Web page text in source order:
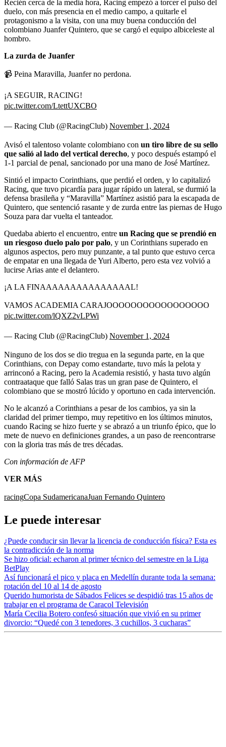
Recién cerca de la media hora, Racing empezó a torcer el pulso del
duelo, con más presencia en el medio campo, a quitarle el
protagonismo a la visita, con una muy buena conducción del
colombiano Juanfer Quintero, que se cargó el equipo albiceleste al
hombro.
La zurda de Juanfer
📹 Peina Maravilla, Juanfer no perdona.
¡A SEGUIR, RACING!
pic.twitter.com/LtettUXCBO
— Racing Club (@RacingClub) November 1, 2024
Avisó el talentoso volante colombiano con un tiro libre de su sello
que salió al lado del vertical derecho, y poco después estampó el
1-1 parcial de penal, sancionado por una mano de José Martínez.
Sintió el impacto Corinthians, que perdió el orden, y lo capitalizó
Racing, que tuvo picardía para jugar rápido un lateral, se durmió la
defensa brasileña y “Maravilla” Martínez asistió para la escapada de
Quintero, que sentenció rasante y de zurda entre las piernas de Hugo
Souza para dar vuelta el tanteador.
Quedaba abierto el encuentro, entre un Racing que se prendió en
un riesgoso duelo palo por palo, y un Corinthians superado en
algunos aspectos, pero muy punzante, a tal punto que estuvo cerca
de empatar en una llegada de Yuri Alberto, pero esta vez volvió a
lucirse Arias ante el delantero.
¡A LA FINAAAAAAAAAAAAAAAL!
VAMOS ACADEMIA CARAJOOOOOOOOOOOOOOOOO
pic.twitter.com/lQXZ2vLPWi
— Racing Club (@RacingClub) November 1, 2024
Ninguno de los dos se dio tregua en la segunda parte, en la que
Corinthians, con Depay como estandarte, tuvo más la pelota y
arrinconó a Racing, pero la Academia resistió, y hasta tuvo algún
contraataque que falló Salas tras un gran pase de Quintero, el
colombiano que se mostró lúcido y oportuno en cada intervención.
No le alcanzó a Corinthians a pesar de los cambios, ya sin la
claridad del primer tiempo, muy repetitivo en los últimos minutos,
cuando Racing se hizo fuerte y se abrazó a un triunfo épico, que lo
mete de nuevo en definiciones grandes, a un paso de reencontrarse
con la gloria tras más de tres décadas.
Con información de AFP
VER MÁS
racingCopa SudamericanaJuan Fernando Quintero
Le puede interesar
¿Puede conducir sin llevar la licencia de conducción física? Esta es
la contradicción de la norma
Se hizo oficial: echaron al primer técnico del semestre en la Liga
BetPlay
Así funcionará el pico y placa en Medellín durante toda la semana:
rotación del 10 al 14 de agosto
Querido humorista de Sábados Felices se despidió tras 15 años de
trabajar en el programa de Caracol Televisión
María Cecilia Botero confesó situación que vivió en su primer
divorcio: “Quedé con 3 tenedores, 3 cuchillos, 3 cucharas”